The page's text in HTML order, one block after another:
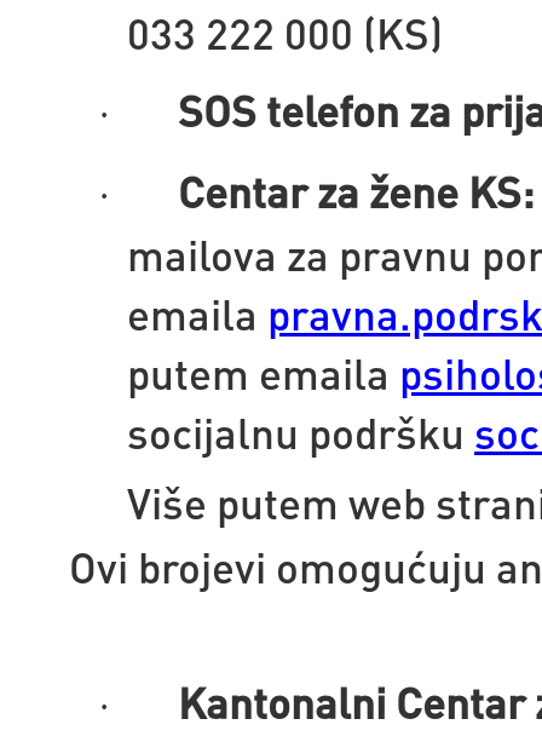
033 222 000 (KS)
· SOS telefon za
· Centar za žene KS:
mailova za pravnu
emaila
putem emaila
socijalnu podršku
Više putem web
Ovi brojevi omogućuju
·
Kantonalni Centar